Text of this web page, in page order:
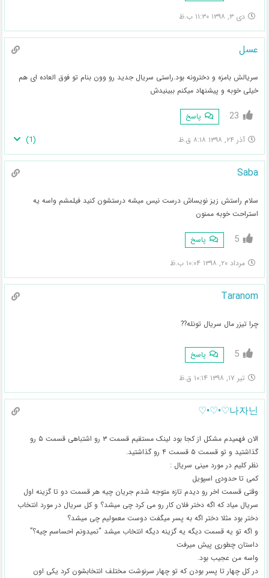
دی ۳, ۱۳۹۸ ۱۱:۳۰ ب.ظ
عسل
سریالش بامزه و دخترونه بود.راستی سریال جدید رو وون بنام تو فوق العاده ای هم
خیلی خوبه و پیشنهاد میکنم ببینیدش
23 پاسخ
آذر ۲۴, ۱۳۹۸ ۸:۱۸ ق.ظ (
1
)
Saba
سلام راستش زیز نویساش درست نیس میشه درستشون کنید فیلمشم واسه یه
استراحت خوبه ممنون
5 پاسخ
مرداد ۲۰, ۱۳۹۸ ۱۰:۰۴ ب.ظ
Taranom
چرا تیزر مال سریال تونله??
5 پاسخ
تیر ۱۷, ۱۳۹۸ ۱۰:۱۴ ق.ظ
나자닌♡•♡•♡
الان فهمیدم مشکل از کجا بود لینک مستقیم قسمت ۳ رو اشتباهی قسمت ۵ رو
گذاشتید و تو قسمت ۵ قسمت ۴ رو گذاشتید.
نظر کلیم در مورد مینی سریال :
کمی تا حدودی اسپویل
وقتی قسمت اخر رو دیدم تازه متوجه شدم جریان چیه هر قسمت دو تا گزینه اول
سریال میاد که اگه دختر فلان کار رو می کرد چی میشد؟ و کل سریال در مورد انتخاب
دختر بود مثلا دختر اگه به پسر میگفت دوست معمولیم چی میشد؟
و اگه تو یه قسمت دیگه یه گزینه دیگه انتخاب میشد “نمیدونم احساسم چیه؟”
داستان چطوری پیش میرفت
واسه من عجیب بود.
در کل چهار تا پسر بودن که تو چهار سرنوشت مختلف انتخابشون کرد یکی اون